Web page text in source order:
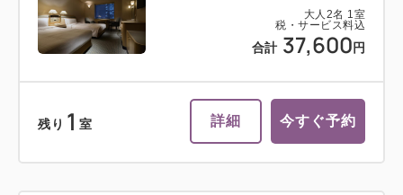
大人 2名 1室
税・サービス料込
合計 37,600 円
残り 1 室 詳細 今すぐ予約